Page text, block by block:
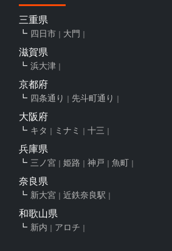
三重県
四日市 大門
滋賀県
浜大津
京都府
四条通り 先斗町通り
大阪府
キタ ミナミ 十三
兵庫県
三ノ宮 姫路 神戸 魚町
奈良県
新大宮 近鉄奈良駅
和歌山県
新内 アロチ